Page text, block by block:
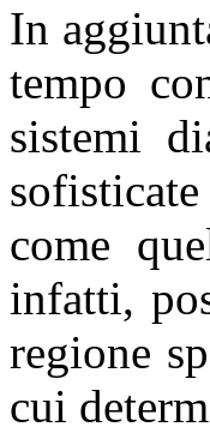
In
tempo
sistemi
come
infatti,
regione
cui